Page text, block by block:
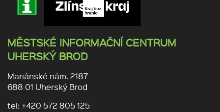
MĚSTSKÉ INFORMAČNÍ CENTRUM
UHERSKÝ BROD
Mariánské nám. 2187
688 01 Uherský Brod
tel: +420 572 805 125